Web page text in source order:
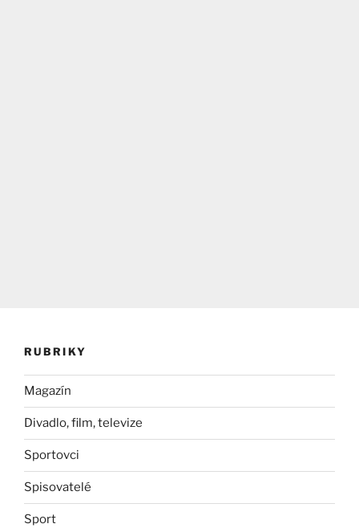
RUBRIKY
Magazín
Divadlo, film, televize
Sportovci
Spisovatelé
Sport